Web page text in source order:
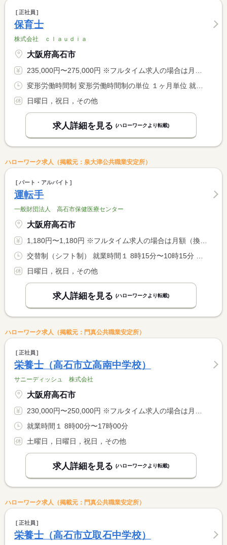
正社員
保育士
株式会社 ｃｌａｕｄｉａ
大阪府高石市
235,000円〜275,000円 ※フルタイム求人の場合は月額（換算額）、パート求人の場合は時間額を表示しています。
変形労働時間制 変形労働時間制の単位 １ヶ月単位 就業時間１ 8時30分〜17時30分 就業時間２ 9時30分〜18時30分 就業時間に関する特記事項 時期や曜日により、出勤時間が異なる。
日曜日，祝日，その他
求人詳細を見る (ハローワークより転載)
ハローワーク求人（掲載元：泉大津公共職業安定所）
パート・アルバイト
運転手
一般財団法人 高石市保健医療センター
大阪府高石市
1,180円〜1,180円 ※フルタイム求人の場合は月額（換算額）、パート求人の場合は時間額を表示しています。
交替制（シフト制） 就業時間１ 8時15分〜10時15分 就業時間２ 15時15分〜17時15分 就業時間に関する特記事項 〇勤務時間１、２とも勤務できる方 <BR> 〇週２回程度、勤務時間延長することがあります。 <BR> 午前８：１５〜１１：３０ 午後１３：３０〜１７：１５
日曜日，祝日，その他
求人詳細を見る (ハローワークより転載)
ハローワーク求人（掲載元：門真公共職業安定所）
正社員
栄養士（高石市立高南中学校）
サニーディッシュ 株式会社
大阪府高石市
230,000円〜250,000円 ※フルタイム求人の場合は月額（換算額）、パート求人の場合は時間額を表示しています。
就業時間１ 8時00分〜17時00分
土曜日，日曜日，祝日，その他
求人詳細を見る (ハローワークより転載)
ハローワーク求人（掲載元：門真公共職業安定所）
正社員
栄養士（高石市立取石中学校）